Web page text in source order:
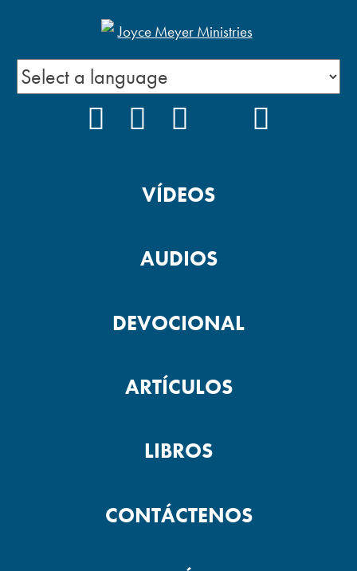
VÍDEOS
AUDIOS
DEVOCIONAL
ARTÍCULOS
LIBROS
CONTÁCTENOS